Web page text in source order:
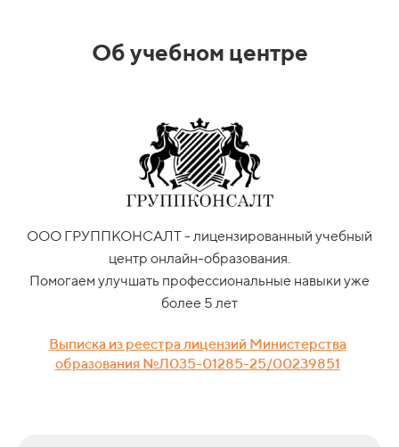
Об учебном центре
ООО ГРУППКОНСАЛТ - лицензированный учебный
центр онлайн-образования.
Помогаем улучшать профессиональные навыки уже
более 5 лет
Выписка из реестра лицензий Министерства
образования №Л035-01285-25/00239851